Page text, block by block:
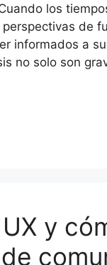
los
de
informados a
no solo son
y